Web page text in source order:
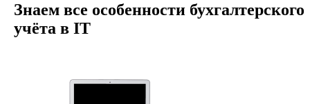
Знаем все особенности бухгалтерского
учёта в IT